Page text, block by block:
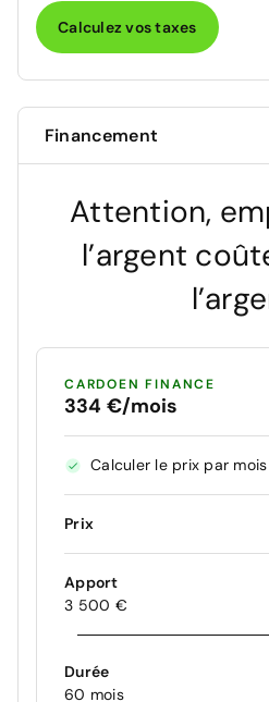
Calculez vos taxes
Financement
Attention,
l’argent
CARDOEN FINANCE
334 €/mois
Calculer le prix par
Prix
Apport
3 500 €
Durée
60 mois